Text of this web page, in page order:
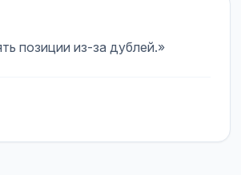
позиции из-за дублей.»